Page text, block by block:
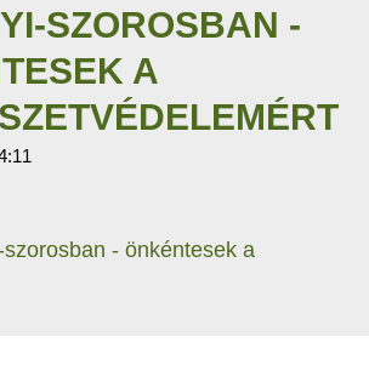
SZOROSBAN -
A
- önkéntesek a